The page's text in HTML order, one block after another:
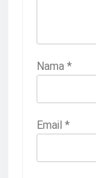
Nama *
Email *